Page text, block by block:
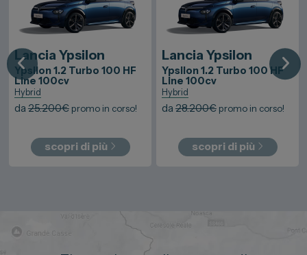
Ypsilon
Turbo 100 HF
promo in corso!
di più
Ypsilon
Ypsilon 1.2 Turbo 100 HF
da28.200 promo in corso!
scopri di più
Lancia
Ypsilon
Line
da28.200